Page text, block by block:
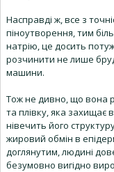
Насправді ж, все з
піноутворення, тим
натрію, це досить
розчинити не лише
машини.
Тож не дивно, що вона
та плівку, яка захищає
нівечить його
жировий обмін в
доглянутим, людині
безумовно вигідно